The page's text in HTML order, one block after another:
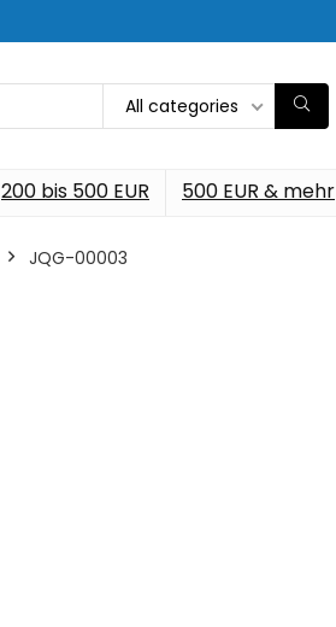
All categories
200 bis 500 EUR 500 EUR & mehr
‎JQG-00003